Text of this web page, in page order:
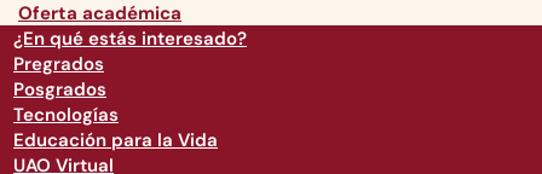
Oferta académica
¿En qué estás interesado?
Pregrados
Posgrados
Tecnologías
Educación para la Vida
UAO Virtual